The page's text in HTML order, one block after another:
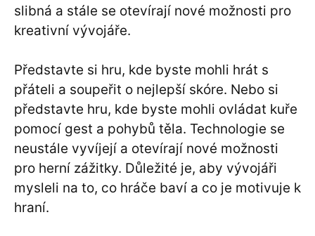
slibná a stále se otevírají nové možnosti pro
kreativní vývojáře.
Představte si hru, kde byste mohli hrát s
přáteli a soupeřit o nejlepší skóre. Nebo si
představte hru, kde byste mohli ovládat kuře
pomocí gest a pohybů těla. Technologie se
neustále vyvíjejí a otevírají nové možnosti
pro herní zážitky. Důležité je, aby vývojáři
mysleli na to, co hráče baví a co je motivuje k
hraní.